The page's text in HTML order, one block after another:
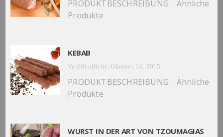
PRODUKTBESCHREIBUNG Ähnliche
Produkte
KEBAB
Veröffentlicht: Oktober 14, 2015
PRODUKTBESCHREIBUNG Ähnliche
Produkte
WURST IN DER ART VON TZOUMAGIAS